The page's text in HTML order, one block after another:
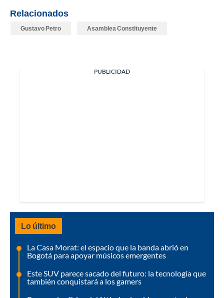
Relacionados
Gustavo Petro Asamblea Constituyente
PUBLICIDAD
Lo último
La Casa Morat: el espacio que la banda abrió en
Bogotá para apoyar músicos emergentes
Este SUV parece sacado del futuro: la tecnología que
también conquistará a los gamers